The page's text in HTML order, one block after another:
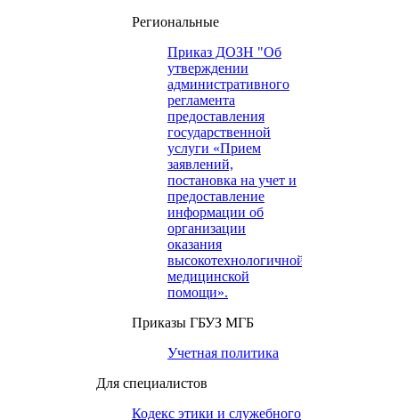
Региональные
Приказ ДОЗН "Об
утверждении
административного
регламента
предоставления
государственной
услуги «Прием
заявлений,
постановка на учет и
предоставление
информации об
организации
оказания
высокотехнологичной
медицинской
помощи».
Приказы ГБУЗ МГБ
Учетная политика
Для специалистов
Кодекс этики и служебного